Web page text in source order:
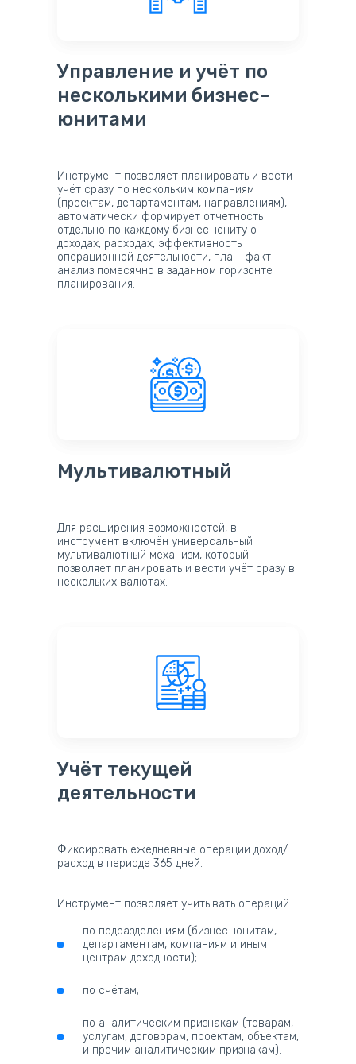
Управление и учёт по
несколькими бизнес-
юнитами
Инструмент позволяет планировать и вести
учёт сразу по нескольким компаниям
(проектам, департаментам, направлениям),
автоматически формирует отчетность
отдельно по каждому бизнес-юниту о
доходах, расходах, эффективность
операционной деятельности, план-факт
анализ помесячно в заданном горизонте
планирования.
Мультивалютный
Для расширения возможностей, в
инструмент включён универсальный
мультивалютный механизм, который
позволяет планировать и вести учёт сразу в
нескольких валютах.
Учёт текущей
деятельности
Фиксировать ежедневные операции доход/
расход в периоде 365 дней.
Инструмент позволяет учитывать операций:
по подразделениям (бизнес-юнитам,
департаментам, компаниям и иным
центрам доходности);
по счётам;
по аналитическим признакам (товарам,
услугам, договорам, проектам, объектам,
и прочим аналитическим признакам).